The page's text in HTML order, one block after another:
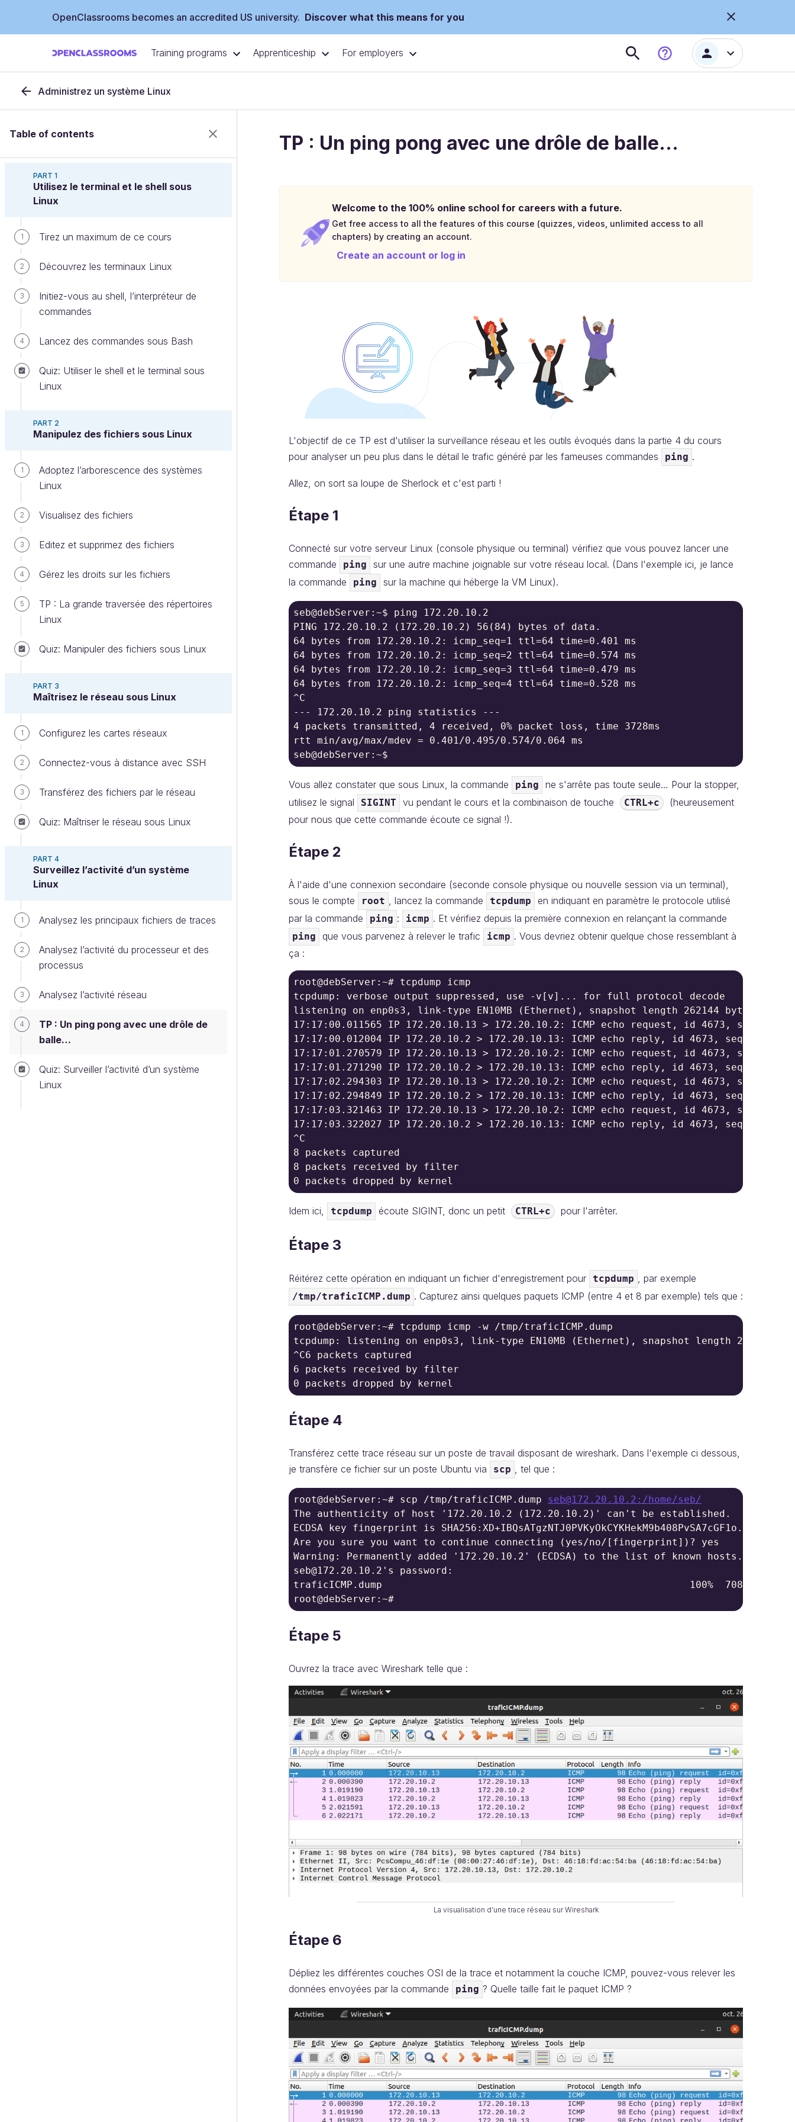
OpenClassrooms becomes an accredited US university. Discover what this means for you
Training programs Apprenticeship For employers
Administrez un système Linux
Table of contents
PART 1
Utilisez le terminal et le shell sous
Linux
1 Tirez un maximum de ce cours
2 Découvrez les terminaux Linux
3
Initiez-vous au shell, l’interpréteur de
commandes
4 Lancez des commandes sous Bash
Quiz: Utiliser le shell et le terminal sous
Linux
PART 2
Manipulez des fichiers sous Linux
1
Adoptez l’arborescence des systèmes
Linux
2 Visualisez des fichiers
3 Editez et supprimez des fichiers
4 Gérez les droits sur les fichiers
5
TP : La grande traversée des répertoires
Linux
Quiz: Manipuler des fichiers sous Linux
PART 3
Maîtrisez le réseau sous Linux
1 Configurez les cartes réseaux
2 Connectez-vous à distance avec SSH
3 Transférez des fichiers par le réseau
Quiz: Maîtriser le réseau sous Linux
PART 4
Surveillez l’activité d’un système
Linux
1 Analysez les principaux fichiers de traces
2
Analysez l’activité du processeur et des
processus
3 Analysez l’activité réseau
4
TP : Un ping pong avec une drôle de
balle…
Quiz: Surveiller l’activité d’un système
Linux
TP : Un ping pong avec une drôle de balle…
Welcome to the 100% online school for careers with a future.
Get free access to all the features of this course (quizzes, videos, unlimited access to all
chapters) by creating an account.
Create an account or log in
L'objectif de ce TP est d'utiliser la surveillance réseau et les outils évoqués dans la partie 4 du cours
pour analyser un peu plus dans le détail le trafic généré par les fameuses commandes
ping .
Allez, on sort sa loupe de Sherlock et c'est parti !
Étape 1
Connecté sur votre serveur Linux (console physique ou terminal) vérifiez que vous pouvez lancer une
commande
ping
sur une autre machine joignable sur votre réseau local. (Dans l'exemple ici, je lance
la commande
ping sur la machine qui héberge la VM Linux).
seb@debServer:~$ ping 172.20.10.2
PING 172.20.10.2 (172.20.10.2) 56(84) bytes of data.
64 bytes from 172.20.10.2: icmp_seq=1 ttl=64 time=0.401 ms
64 bytes from 172.20.10.2: icmp_seq=2 ttl=64 time=0.574 ms
64 bytes from 172.20.10.2: icmp_seq=3 ttl=64 time=0.479 ms
64 bytes from 172.20.10.2: icmp_seq=4 ttl=64 time=0.528 ms
^C
--- 172.20.10.2 ping statistics ---
4 packets transmitted, 4 received, 0% packet loss, time 3728ms
rtt min/avg/max/mdev = 0.401/0.495/0.574/0.064 ms
seb@debServer:~$
Vous allez constater que sous Linux, la commande ping
ne s'arrête pas toute seule… Pour la stopper,
utilisez le signal
SIGINT vu pendant le cours et la combinaison de touche CTRL+c
(heureusement
pour nous que cette commande écoute ce signal !).
Étape 2
À l'aide d'une connexion secondaire (seconde console physique ou nouvelle session via un terminal),
sous le compte
root , lancez la commande tcpdump
en indiquant en paramètre le protocole utilisé
par la commande
ping : icmp . Et vérifiez depuis la première connexion en relançant la commande
ping que vous parvenez à relever le trafic icmp . Vous devriez obtenir quelque chose ressemblant à
ça :
root@debServer:~# tcpdump icmp
tcpdump: verbose output suppressed, use -v[v]... for full protocol decode
listening on enp0s3, link-type EN10MB (Ethernet), snapshot length 262144 bytes
17:17:00.011565 IP 172.20.10.13 > 172.20.10.2: ICMP echo request, id 4673, seq 1,
17:17:00.012004 IP 172.20.10.2 > 172.20.10.13: ICMP echo reply, id 4673, seq 1,
17:17:01.270579 IP 172.20.10.13 > 172.20.10.2: ICMP echo request, id 4673, seq 2,
17:17:01.271290 IP 172.20.10.2 > 172.20.10.13: ICMP echo reply, id 4673, seq 2,
17:17:02.294303 IP 172.20.10.13 > 172.20.10.2: ICMP echo request, id 4673, seq 3,
17:17:02.294849 IP 172.20.10.2 > 172.20.10.13: ICMP echo reply, id 4673, seq 3,
17:17:03.321463 IP 172.20.10.13 > 172.20.10.2: ICMP echo request, id 4673, seq 4,
17:17:03.322027 IP 172.20.10.2 > 172.20.10.13: ICMP echo reply, id 4673, seq 4,
^C
8 packets captured
8 packets received by filter
0 packets dropped by kernel
Idem ici, tcpdump écoute SIGINT, donc un petit CTRL+c pour l'arrêter.
Étape 3
Réitérez cette opération en indiquant un fichier d'enregistrement pour tcpdump , par exemple
/tmp/traficICMP.dump . Capturez ainsi quelques paquets ICMP (entre 4 et 8 par exemple) tels que :
root@debServer:~# tcpdump icmp -w /tmp/traficICMP.dump
tcpdump: listening on enp0s3, link-type EN10MB (Ethernet), snapshot length 262144
^C6 packets captured
6 packets received by filter
0 packets dropped by kernel
Étape 4
Transférez cette trace réseau sur un poste de travail disposant de wireshark. Dans l'exemple ci dessous,
je transfère ce fichier sur un poste Ubuntu via
scp , tel que :
root@debServer:~# scp /tmp/traficICMP.dump seb@172.20.10.2:/home/seb/
The authenticity of host '172.20.10.2 (172.20.10.2)' can't be established.
ECDSA key fingerprint is SHA256:XD+IBQsATgzNTJ0PVKyOkCYKHekM9b408PvSA7cGF1o.
Are you sure you want to continue connecting (yes/no/[fingerprint])? yes
Warning: Permanently added '172.20.10.2' (ECDSA) to the list of known hosts.
seb@172.20.10.2's password:
traficICMP.dump                                                    100%  708 1.2MB/s
root@debServer:~#
Étape 5
Ouvrez la trace avec Wireshark telle que :
La visualisation d’une trace réseau sur Wireshark
Étape 6
Dépliez les différentes couches OSI de la trace et notamment la couche ICMP, pouvez-vous relever les
données envoyées par la commande
ping ? Quelle taille fait le paquet ICMP ?